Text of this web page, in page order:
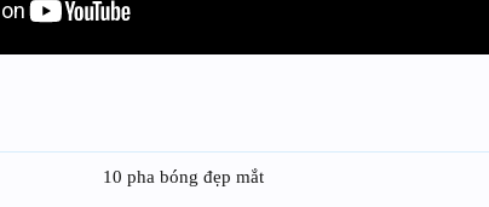
10 pha bóng đẹp mắt